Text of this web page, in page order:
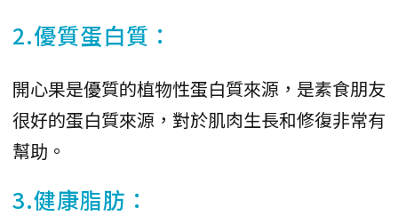
2.優質蛋白質：
開心果是優質的植物性蛋白質來源，是素食朋友
很好的蛋白質來源，對於肌肉生長和修復非常有
幫助。
3.健康脂肪：